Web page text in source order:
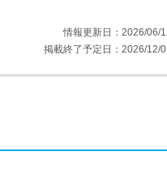
情報更新日：2026/06/
掲載終了予定日：2026/12/